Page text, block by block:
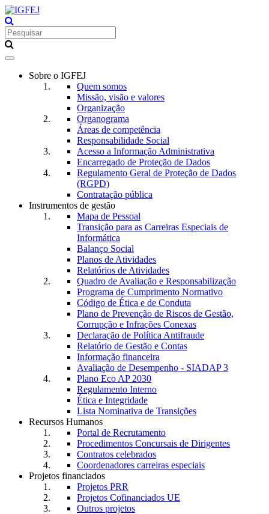
Toggle
navigationSobre o IGFEJ
Quem somos
Missão, visão e valores
Organização
Organograma
Áreas de competência
Responsabilidade Social
Acesso a Informação Administrativa
Encarregado de Proteção de Dados
Regulamento Geral de Proteção de Dados
(RGPD)
Contratação pública
Instrumentos de gestão
Mapa de Pessoal
Transição para as Carreiras Especiais de
Informática
Balanço Social
Planos de Atividades
Relatórios de Atividades
Quadro de Avaliação e Responsabilização
Programa de Cumprimento Normativo
Código de Ética e de Conduta
Plano de Prevenção de Riscos de Gestão,
Corrupção e Infrações Conexas
Declaração de Política Antifraude
Relatório de Gestão e Contas
Informação financeira
Avaliação de Desempenho - SIADAP 3
Plano Eco AP 2030
Regulamento Interno
Ética e Integridade
Lista Nominativa de Transições
Recursos Humanos
Portal de Recrutamento
Procedimentos Concursais de Dirigentes
Contratos celebrados
Coordenadores carreiras especiais
Projetos financiados
Projetos PRR
Projetos Cofinanciados UE
Outros projetos